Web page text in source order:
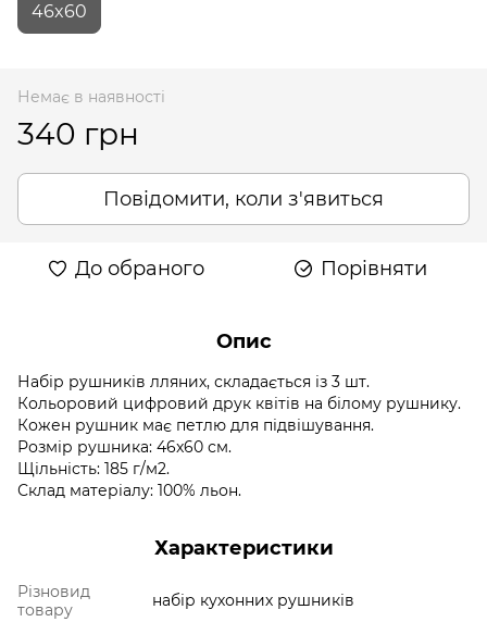
46x60
Немає в наявності
340 грн
Повідомити, коли з'явиться
До обраного Порівняти
Опис
Набір рушників лляних, складається із 3 шт.
Кольоровий цифровий друк квітів на білому рушнику.
Кожен рушник має петлю для підвішування.
Розмір рушника: 46x60 см.
Щільність: 185 г/м2.
Склад матеріалу: 100% льон.
Характеристики
Різновид
товару
набір кухонних рушників